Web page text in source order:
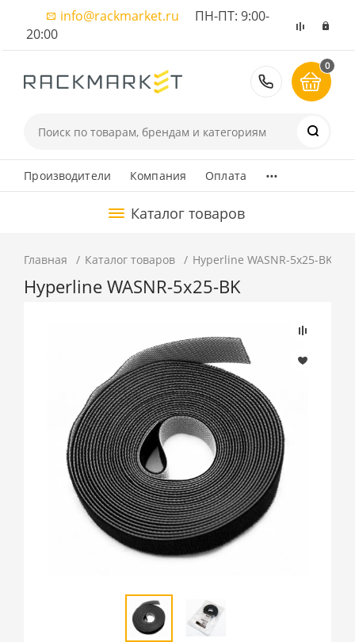
info@rackmarket.ru ПН-ПТ: 9:00-
20:00
8 (495)
0
Производители Компания Оплата ...
Каталог товаров
Главная Каталог товаров Hyperline WASNR-5x25-BK
Hyperline WASNR-5x25-BK